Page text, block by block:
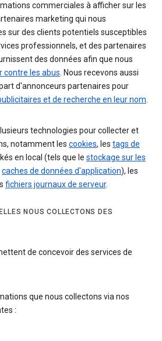
commerciales à afficher sur les
marketing qui nous
sur des clients potentiels susceptibles
professionnels, et des partenaires
des données afin que nous
contre les abus. Nous recevons aussi
d'annonceurs partenaires pour
et de recherche en leur nom.
technologies pour collecter et
notamment les cookies, les tags de
en local (tels que le stockage sur les
caches de données d'application), les
fichiers journaux de serveur.
NOUS COLLECTONS DES
de concevoir des services de
que nous collectons via nos
: